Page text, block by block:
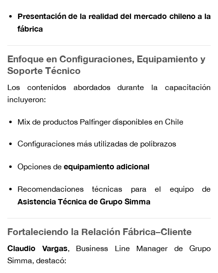
Presentación de la realidad del mercado chileno a la
fábrica
Enfoque en Configuraciones, Equipamiento y
Soporte Técnico
Los contenidos abordados durante la capacitación
incluyeron:
Mix de productos Palfinger disponibles en Chile
Configuraciones más utilizadas de polibrazos
Opciones de equipamiento adicional
Recomendaciones técnicas para el equipo de
Asistencia Técnica de Grupo Simma
Fortaleciendo la Relación Fábrica–Cliente
Claudio Vargas, Business Line Manager de Grupo
Simma, destacó: